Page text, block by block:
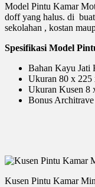
Model Pintu Kamar
doff yang halus. di
sekolahan , kostan
Spesifikasi Model
Bahan Kayu Jati
Ukuran 80 x 225
Ukuran Kusen 8
Bonus Architrave
Kusen Pintu Kamar